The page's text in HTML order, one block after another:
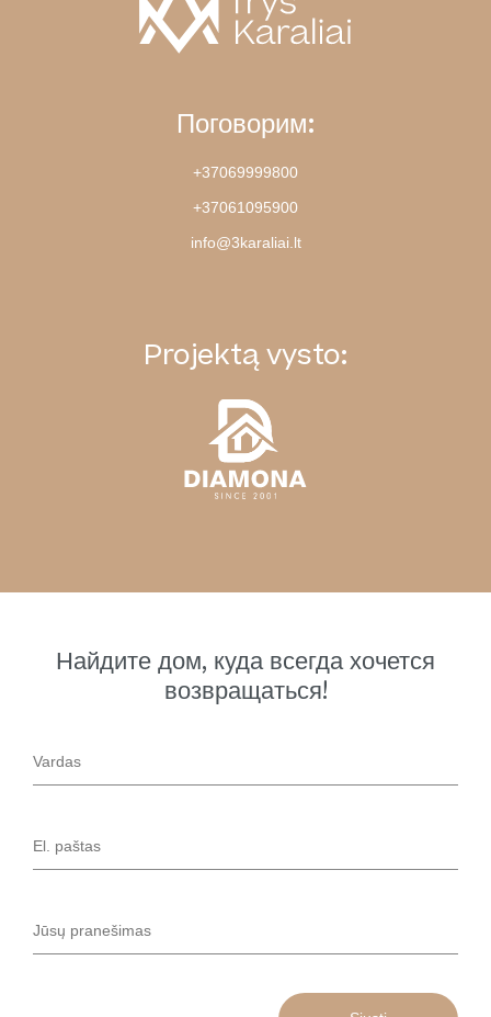
Найдите дом, куда всегда хочется
возвращаться!
Поговорим:
+37069999800
+37061095900
info@3karaliai.lt
Projektą vysto: